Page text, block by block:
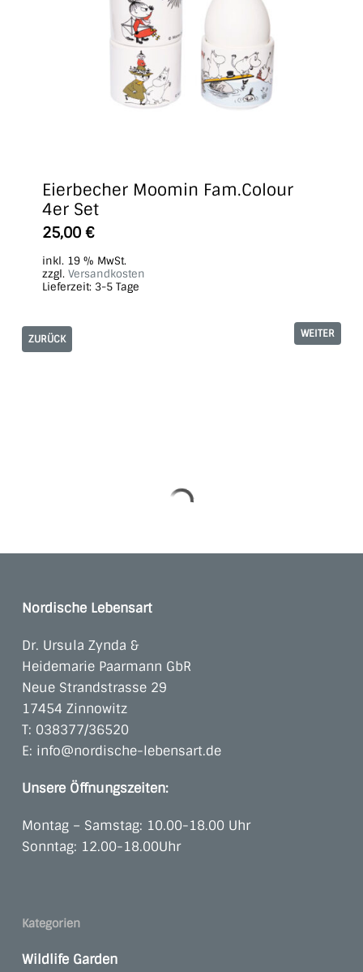
Eierbecher Moomin Fam.Colour
4er Set
25,00 €
inkl. 19 % MwSt.
zzgl. Versandkosten
Lieferzeit: 3-5 Tage
ZURÜCK WEITER
Nordische Lebensart
Dr. Ursula Zynda &
Heidemarie Paarmann GbR
Neue Strandstrasse 29
17454 Zinnowitz
T: 038377/36520
E: info@nordische-lebensart.de
Unsere Öffnungszeiten:
Montag – Samstag: 10.00-18.00 Uhr
Sonntag: 12.00-18.00Uhr
Kategorien
Wildlife Garden